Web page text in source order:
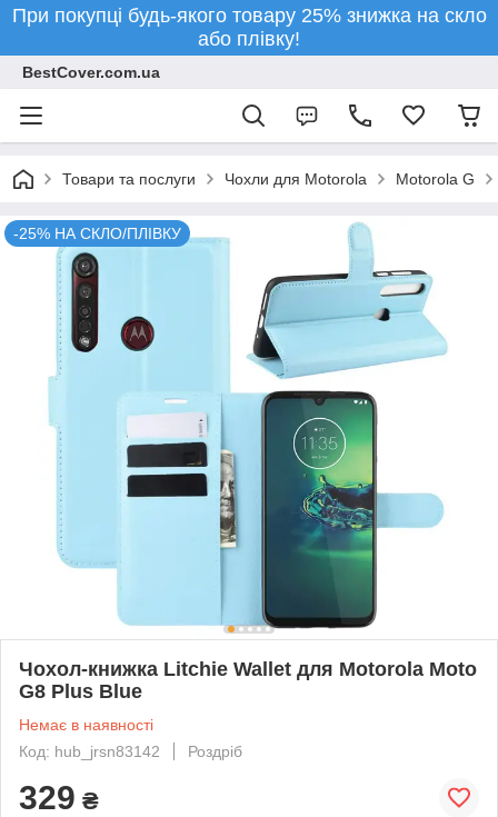
При покупці будь-якого товару 25% знижка на скло
або плівку!
BestCover.com.ua
Товари та послуги Чохли для Motorola Motorola G
-25% НА СКЛО/ПЛІВКУ
Чохол-книжка Litchie Wallet для Motorola Moto
G8 Plus Blue
Немає в наявності
Код: hub_jrsn83142
Роздріб
329 ₴